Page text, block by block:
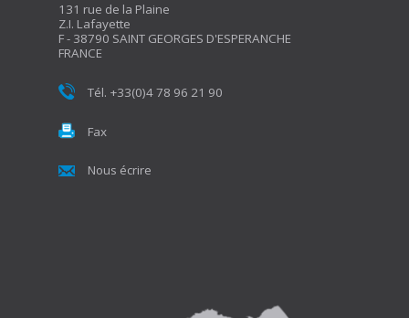
131 rue de la Plaine
Z.I. Lafayette
F - 38790 SAINT GEORGES D'ESPERANCHE
FRANCE
Tél. +33(0)4 78 96 21 90
Fax
Nous écrire